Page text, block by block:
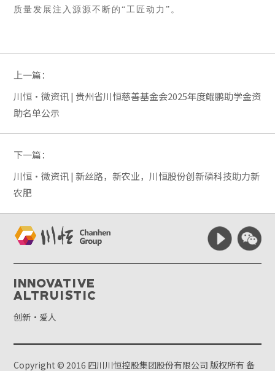
质量发展注入源源不断的“工匠动力”。
上一篇：
川恒·微资讯 | 贵州省川恒慈善基金会2025年度鲲鹏助学金资
助名单公示
下一篇：
川恒·微资讯 | 新丝路，新农业，川恒股份创新磷科技助力新
农肥
Innovative
Altruistic
创新·爱人
Copyright © 2016 四川川恒控股集团股份有限公司 版权所有备